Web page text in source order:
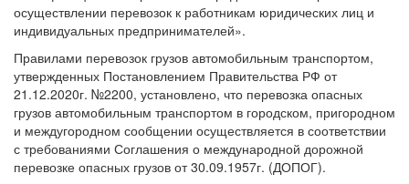
осуществлении перевозок к работникам юридических лиц и
индивидуальных предпринимателей».
Правилами перевозок грузов автомобильным транспортом,
утвержденных Постановлением Правительства РФ от
21.12.2020г. №2200, установлено, что перевозка опасных
грузов автомобильным транспортом в городском, пригородном
и междугородном сообщении осуществляется в соответствии
с требованиями Соглашения о международной дорожной
перевозке опасных грузов от 30.09.1957г. (ДОПОГ).